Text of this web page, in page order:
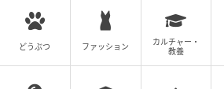
どうぶつ ファッション
カルチャー・
教養